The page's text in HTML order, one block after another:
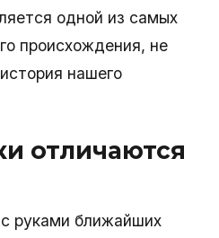
одной из самых
происхождения, не
нашего
отличаются
руками ближайших